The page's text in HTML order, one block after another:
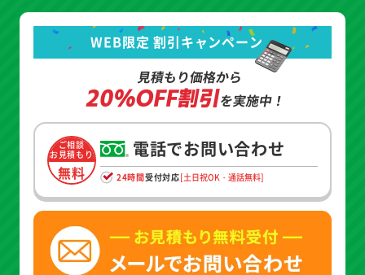
WEB限定 割引キャンペーン
見積もり価格から
20%OFF割引を実施中！
ご相談
お見積もり
無料
電話でお問い合わせ
24時間受付対応[土日祝OK・通話無料]